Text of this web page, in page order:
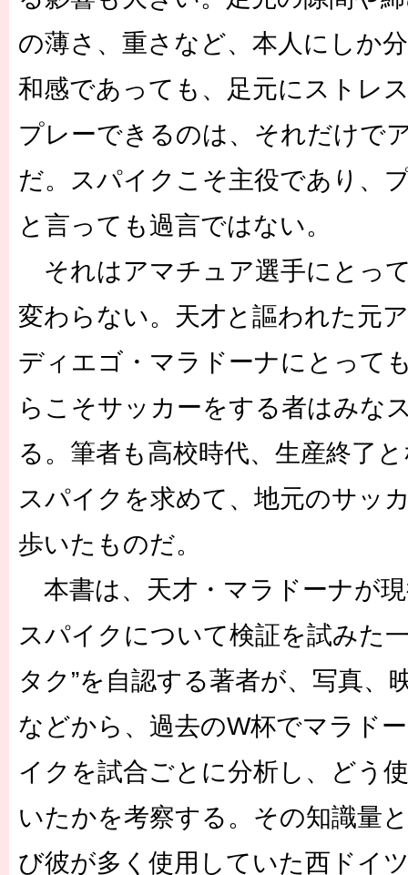
の薄さ、重さなど、本人にしか
和感であっても、足元にストレ
プレーできるのは、それだけで
だ。スパイクこそ主役であり、
と言っても過言ではない。
それはアマチュア選手にとっ
変わらない。天才と謳われた元
ディエゴ・マラドーナにとって
らこそサッカーをする者はみな
る。筆者も高校時代、生産終了
スパイクを求めて、地元のサッ
歩いたものだ。
本書は、天才・マラドーナが
スパイクについて検証を試みた
タク”を自認する著者が、写真、
などから、過去のW杯でマラド
イクを試合ごとに分析し、どう
いたかを考察する。その知識量
び彼が多く使用していた西ドイ